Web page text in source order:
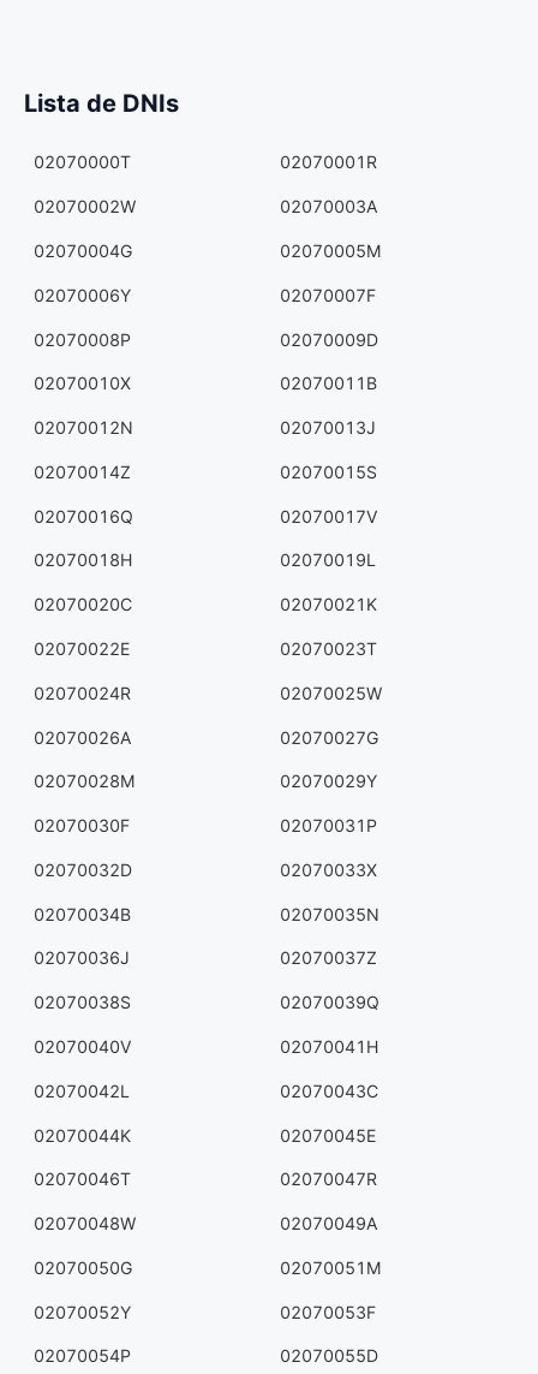
Lista de DNIs
02070000T 02070001R
02070002W 02070003A
02070004G 02070005M
02070006Y 02070007F
02070008P 02070009D
02070010X 02070011B
02070012N 02070013J
02070014Z 02070015S
02070016Q 02070017V
02070018H 02070019L
02070020C 02070021K
02070022E 02070023T
02070024R 02070025W
02070026A 02070027G
02070028M 02070029Y
02070030F 02070031P
02070032D 02070033X
02070034B 02070035N
02070036J 02070037Z
02070038S 02070039Q
02070040V 02070041H
02070042L 02070043C
02070044K 02070045E
02070046T 02070047R
02070048W 02070049A
02070050G 02070051M
02070052Y 02070053F
02070054P 02070055D